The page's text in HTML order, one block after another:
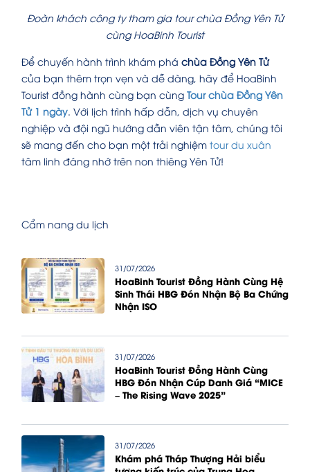
Đoàn khách công ty tham gia tour chùa Đồng Yên Tử
cùng HoaBinh Tourist
Để chuyến hành trình khám phá chùa Đồng Yên Tử
của bạn thêm trọn vẹn và dễ dàng, hãy để HoaBinh
Tourist đồng hành cùng bạn cùng Tour chùa Đồng Yên
Tử 1 ngày. Với lịch trình hấp dẫn, dịch vụ chuyên
nghiệp và đội ngũ hướng dẫn viên tận tâm, chúng tôi
sẽ mang đến cho bạn một trải nghiệm tour du xuân
tâm linh đáng nhớ trên non thiêng Yên Tử!
Cẩm nang du lịch
31/07/2026
HoaBinh Tourist Đồng Hành Cùng Hệ
Sinh Thái HBG Đón Nhận Bộ Ba Chứng
Nhận ISO
31/07/2026
HoaBinh Tourist Đồng Hành Cùng
HBG Đón Nhận Cúp Danh Giá “MICE
– The Rising Wave 2025”
31/07/2026
Khám phá Tháp Thượng Hải biểu